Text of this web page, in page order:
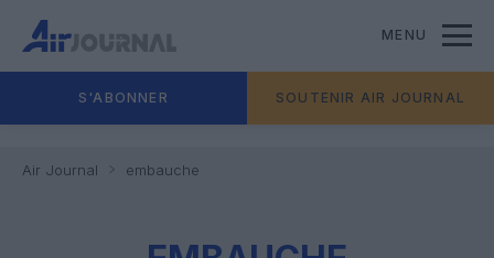
MENU
S'ABONNER SOUTENIR AIR JOURNAL
Air Journal embauche